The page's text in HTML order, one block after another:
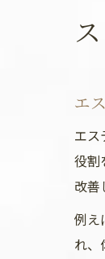
エ
エス
役割
改善
例え
れ、